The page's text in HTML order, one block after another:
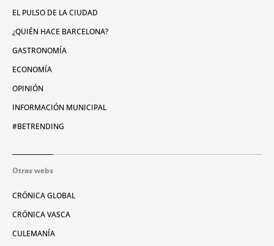
EL PULSO DE LA CIUDAD
¿QUIÉN HACE BARCELONA?
GASTRONOMÍA
ECONOMÍA
OPINIÓN
INFORMACIÓN MUNICIPAL
#BETRENDING
Otras webs
CRÓNICA GLOBAL
CRÓNICA VASCA
CULEMANÍA